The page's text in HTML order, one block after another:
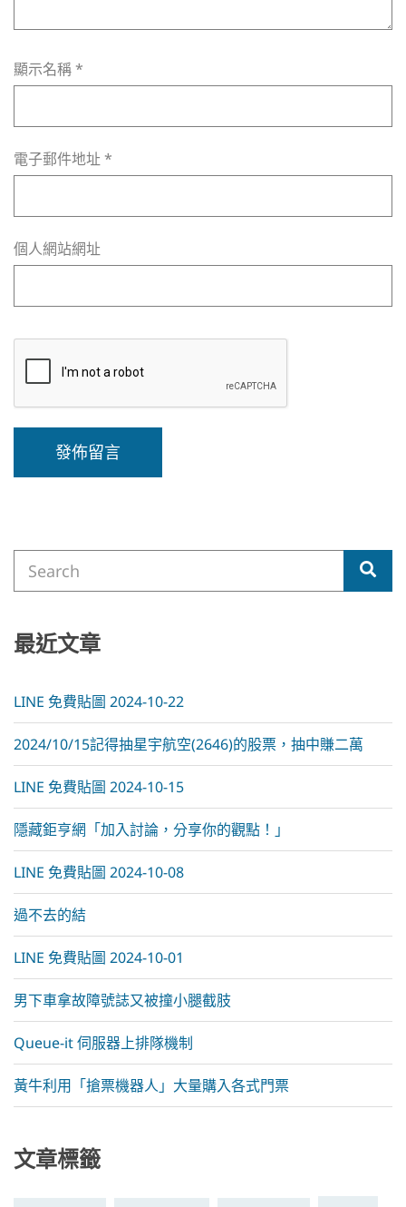
顯示名稱*
電子郵件地址 *
個人網站網址
a
v
for:
最近文章
LINE 免費貼圖 2024-10-22
2024/10/15記得抽星宇航空(2646)的股票，抽中賺二萬
LINE 免費貼圖 2024-10-15
隱藏鉅亨網「加入討論，分享你的觀點！」
LINE 免費貼圖 2024-10-08
過不去的結
LINE 免費貼圖 2024-10-01
男下車拿故障號誌又被撞小腿截肢
Queue-it 伺服器上排隊機制
黃牛利用「搶票機器人」大量購入各式門票
文章標籤